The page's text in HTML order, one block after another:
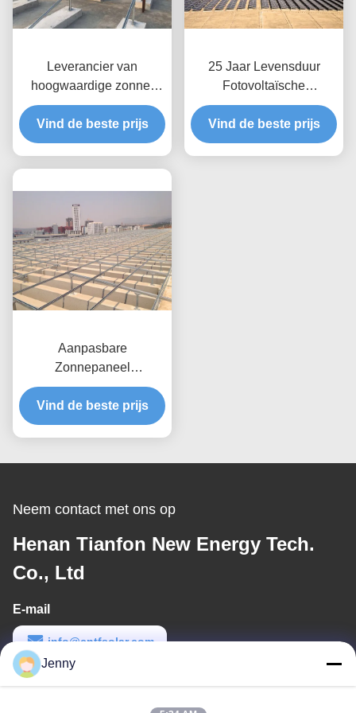
Leverancier van
hoogwaardige zonne-
energie-installaties voor
plat dak
Vind de beste prijs
25 Jaar Levensduur
Fotovoltaïsche
Dakmontage Ontworpen
Daktoepassing
Zonnepaneel
Vind de beste prijs
Aanpasbare
Zonnepaneel
Dakmontagesystemen
Gebaseerd Op
Paneelgrootte Winddruk
Geanodiseerde
Vind de beste prijs
Neem contact met ons op
Henan Tianfon New Energy Tech.
Co., Ltd
E-mail
info@cntfsolar.com
Werktijd
Jenny